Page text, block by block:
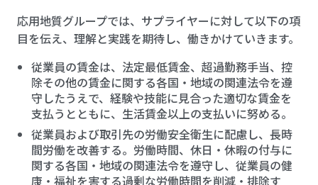
応用地質グループでは、サプライヤーに対して以下の項
目を伝え、理解と実践を期待し、働きかけていきます。
従業員の賃金は、法定最低賃金、超過勤務手当、控
除その他の賃金に関する各国・地域の関連法令を遵
守したうえで、経験や技能に見合った適切な賃金を
支払うとともに、生活賃金以上の支払いに努める。
従業員および取引先の労働安全衛生に配慮し、長時
間労働を改善する。労働時間、休日・休暇の付与に
関する各国・地域の関連法令を遵守し、従業員の健
康・福祉を害する過剰な労働時間を削減・排除す